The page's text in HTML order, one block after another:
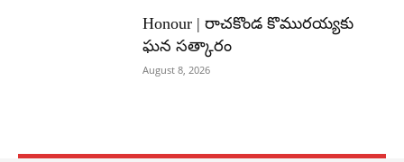
Honour | రాచకొండ కొమురయ్యకు
ఘన సత్కారం
August 8, 2026